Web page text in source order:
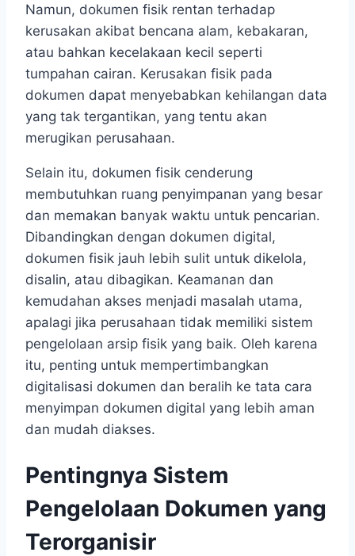
Namun, dokumen fisik rentan terhadap
kerusakan akibat bencana alam, kebakaran,
atau bahkan kecelakaan kecil seperti
tumpahan cairan. Kerusakan fisik pada
dokumen dapat menyebabkan kehilangan data
yang tak tergantikan, yang tentu akan
merugikan perusahaan.
Selain itu, dokumen fisik cenderung
membutuhkan ruang penyimpanan yang besar
dan memakan banyak waktu untuk pencarian.
Dibandingkan dengan dokumen digital,
dokumen fisik jauh lebih sulit untuk dikelola,
disalin, atau dibagikan. Keamanan dan
kemudahan akses menjadi masalah utama,
apalagi jika perusahaan tidak memiliki sistem
pengelolaan arsip fisik yang baik. Oleh karena
itu, penting untuk mempertimbangkan
digitalisasi dokumen dan beralih ke tata cara
menyimpan dokumen digital yang lebih aman
dan mudah diakses.
Pentingnya Sistem
Pengelolaan Dokumen yang
Terorganisir